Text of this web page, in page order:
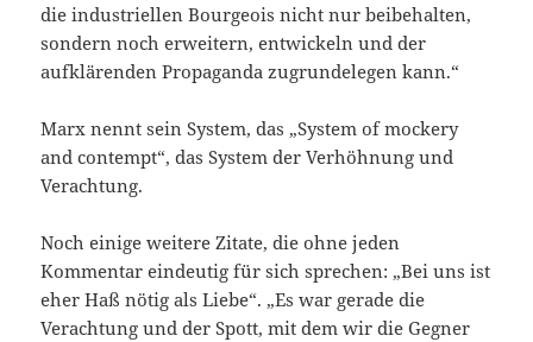
die industriellen Bourgeois nicht nur beibehalten,
sondern noch erweitern, entwickeln und der
aufklärenden Propaganda zugrundelegen kann.“
Marx nennt sein System, das „System of mockery
and contempt“, das System der Verhöhnung und
Verachtung.
Noch einige weitere Zitate, die ohne jeden
Kommentar eindeutig für sich sprechen: „Bei uns ist
eher Haß nötig als Liebe“. „Es war gerade die
Verachtung und der Spott, mit dem wir die Gegner